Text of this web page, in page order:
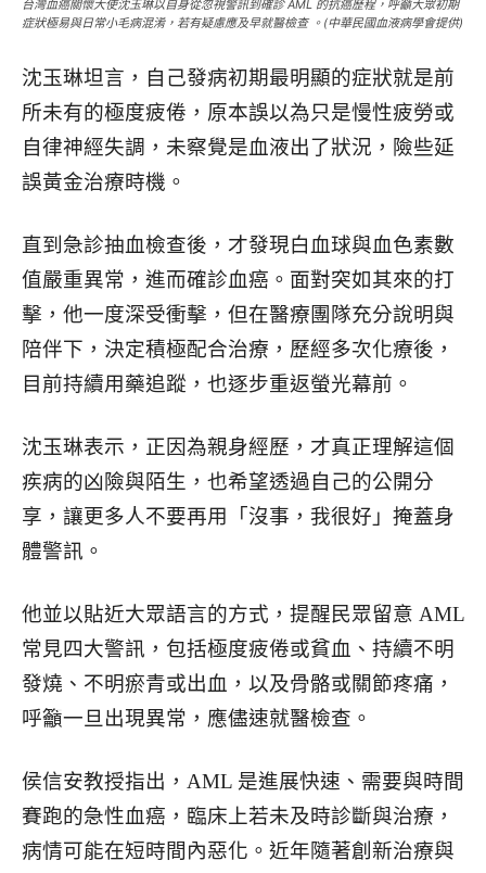
台灣血癌關懷大使沈玉琳以自身從忽視警訊到確診 AML 的抗癌歷程，呼籲大眾初期
症狀極易與日常小毛病混淆，若有疑慮應及早就醫檢查 。(中華民國血液病學會提供)
沈玉琳坦言，自己發病初期最明顯的症狀就是前
所未有的極度疲倦，原本誤以為只是慢性疲勞或
自律神經失調，未察覺是血液出了狀況，險些延
誤黃金治療時機。
直到急診抽血檢查後，才發現白血球與血色素數
值嚴重異常，進而確診血癌。面對突如其來的打
擊，他一度深受衝擊，但在醫療團隊充分說明與
陪伴下，決定積極配合治療，歷經多次化療後，
目前持續用藥追蹤，也逐步重返螢光幕前。
沈玉琳表示，正因為親身經歷，才真正理解這個
疾病的凶險與陌生，也希望透過自己的公開分
享，讓更多人不要再用「沒事，我很好」掩蓋身
體警訊。
他並以貼近大眾語言的方式，提醒民眾留意 AML
常見四大警訊，包括極度疲倦或貧血、持續不明
發燒、不明瘀青或出血，以及骨骼或關節疼痛，
呼籲一旦出現異常，應儘速就醫檢查。
侯信安教授指出，AML 是進展快速、需要與時間
賽跑的急性血癌，臨床上若未及時診斷與治療，
病情可能在短時間內惡化。近年隨著創新治療與